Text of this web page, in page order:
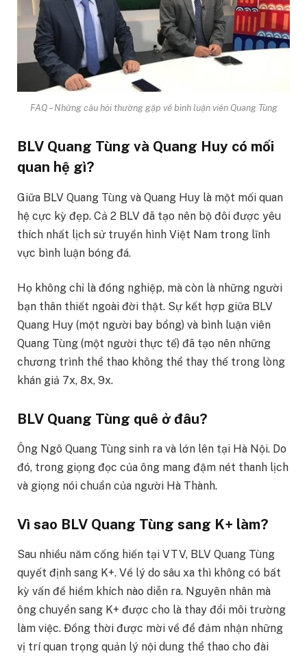
FAQ – Những câu hỏi thường gặp về bình luận viên Quang Tùng
BLV Quang Tùng và Quang Huy có mối
quan hệ gì?
Giữa BLV Quang Tùng và Quang Huy là một mối quan
hệ cực kỳ đẹp. Cả 2 BLV đã tạo nên bộ đôi được yêu
thích nhất lịch sử truyền hình Việt Nam trong lĩnh
vực bình luận bóng đá.
Họ không chỉ là đồng nghiệp, mà còn là những người
bạn thân thiết ngoài đời thật. Sự kết hợp giữa BLV
Quang Huy (một người bay bổng) và bình luận viên
Quang Tùng (một người thực tế) đã tạo nên những
chương trình thể thao không thể thay thế trong lòng
khán giả 7x, 8x, 9x.
BLV Quang Tùng quê ở đâu?
Ông Ngô Quang Tùng sinh ra và lớn lên tại Hà Nội. Do
đó, trong giọng đọc của ông mang đậm nét thanh lịch
và giọng nói chuẩn của người Hà Thành.
Vì sao BLV Quang Tùng sang K+ làm?
Sau nhiều năm cống hiến tại VTV, BLV Quang Tùng
quyết định sang K+. Về lý do sâu xa thì không có bất
kỳ vấn đề hiềm khích nào diễn ra. Nguyên nhân mà
ông chuyển sang K+ được cho là thay đổi môi trường
làm việc. Đồng thời được mời về để đảm nhận những
vị trí quan trọng quản lý nội dung thể thao cho đài